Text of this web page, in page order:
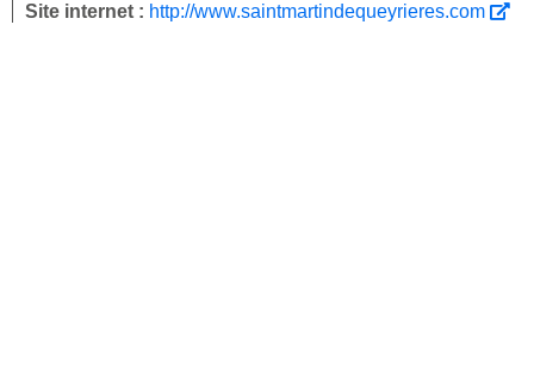
Site internet : http://www.saintmartindequeyrieres.com